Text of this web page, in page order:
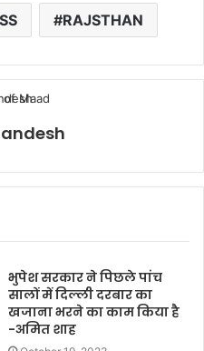
RAJSTHAN
भुपेश सरकार ने पिछले पांच
सालों में दिल्ली दरबार का
खजाना भरने का काम किया है
-अमित शाह